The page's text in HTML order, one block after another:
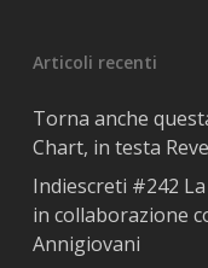
Articoli recenti
Torna anche
Chart, in testa
Indiescreti #242
in collaborazione
Annigiovani